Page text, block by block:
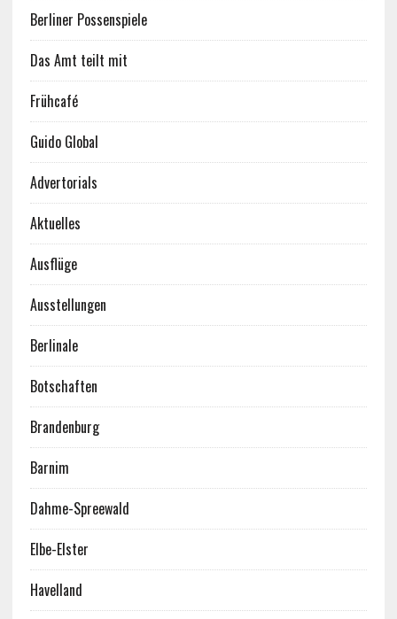
Berliner Possenspiele
Das Amt teilt mit
Frühcafé
Guido Global
Advertorials
Aktuelles
Ausflüge
Ausstellungen
Berlinale
Botschaften
Brandenburg
Barnim
Dahme-Spreewald
Elbe-Elster
Havelland